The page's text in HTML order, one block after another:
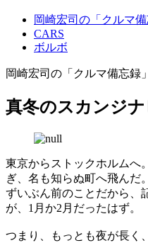
岡崎宏司の「クルマ備
CARS
ボルボ
岡崎宏司の「クルマ備忘録
真冬のスカンジ
東京からストックホルムへ
ぎ、名も知らぬ町へ飛んだ。
ずいぶん前のことだから、
が、1月か2月だったはず。
つまり、もっとも夜が長く